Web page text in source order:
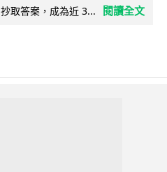
取答案，成為近 3...
閱讀全文